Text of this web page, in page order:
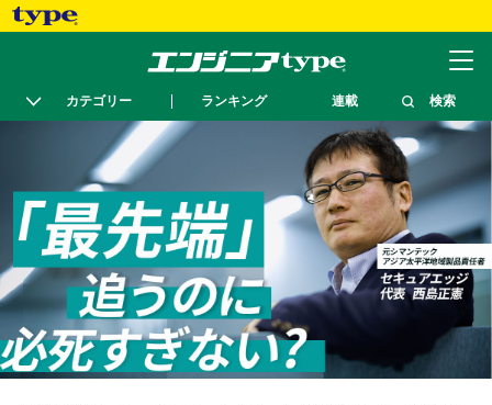
カテゴリー ランキング 連載 検索